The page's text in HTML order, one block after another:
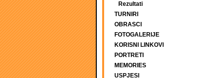
Rezultati
TURNIRI
OBRASCI
FOTOGALERIJE
KORISNI LINKOVI
PORTRETI
MEMORIES
USPJESI